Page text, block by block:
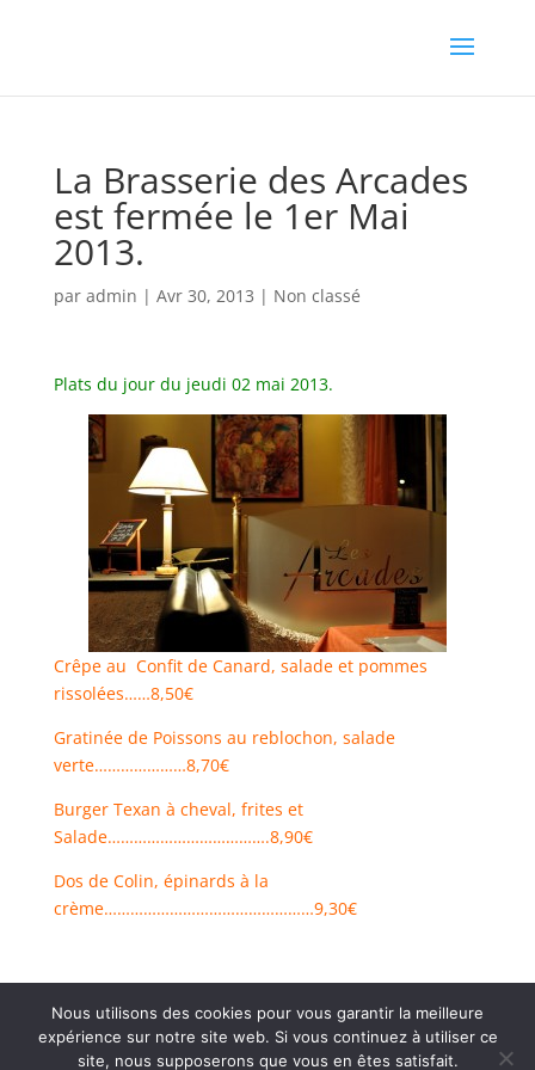
La Brasserie des Arcades
est fermée le 1er Mai
2013.
par admin | Avr 30, 2013 | Non classé
Plats du jour du jeudi 02 mai 2013.
Crêpe au Confit de Canard, salade et pommes
rissolées……8,50€
Gratinée de Poissons au reblochon, salade
verte…………………8,70€
Burger Texan à cheval, frites et
Salade……………………………….8,90€
Dos de Colin, épinards à la
crème…………………………………………9,30€
Nous utilisons des cookies pour vous garantir la meilleure
expérience sur notre site web. Si vous continuez à utiliser ce
site, nous supposerons que vous en êtes satisfait.